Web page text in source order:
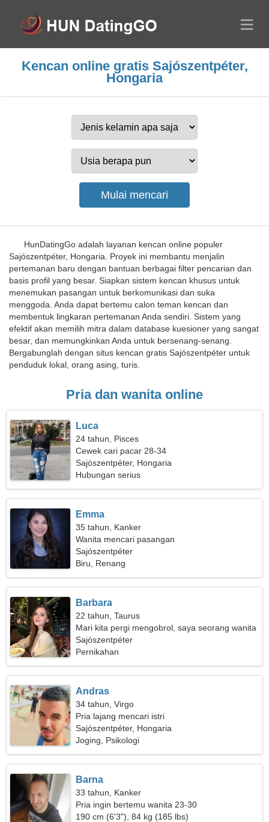
Kencan online gratis Sajószentpéter,
Hongaria
HunDatingGo adalah layanan kencan online populer
Sajószentpéter, Hongaria. Proyek ini membantu menjalin
pertemanan baru dengan bantuan berbagai filter pencarian dan
basis profil yang besar. Siapkan sistem kencan khusus untuk
menemukan pasangan untuk berkomunikasi dan suka
menggoda. Anda dapat bertemu calon teman kencan dan
membentuk lingkaran pertemanan Anda sendiri. Sistem yang
efektif akan memilih mitra dalam database kuesioner yang sangat
besar, dan memungkinkan Anda untuk bersenang-senang.
Bergabunglah dengan situs kencan gratis Sajószentpéter untuk
penduduk lokal, orang asing, turis.
Pria dan wanita online
Luca
24 tahun, Pisces
Cewek cari pacar 28-34
Sajószentpéter, Hongaria
Hubungan serius
Emma
35 tahun, Kanker
Wanita mencari pasangan
Sajószentpéter
Biru, Renang
Barbara
22 tahun, Taurus
Mari kita pergi mengobrol, saya seorang wanita
yang tak ternilai harganya
Sajószentpéter
Pernikahan
Andras
34 tahun, Virgo
Pria lajang mencari istri
Sajószentpéter, Hongaria
Joging, Psikologi
Barna
33 tahun, Kanker
Pria ingin bertemu wanita 23-30
190 cm (6'3"), 84 kg (185 lbs)